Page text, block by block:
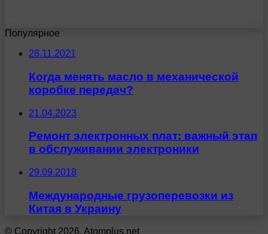
Популярное
28.11.2021
Когда менять масло в механической
коробке передач?
21.04.2023
Ремонт электронных плат: важный этап
в обслуживании электроники
29.09.2018
Международные грузоперевозки из
Китая в Украину
© Copyright 2026, Atomplus.net